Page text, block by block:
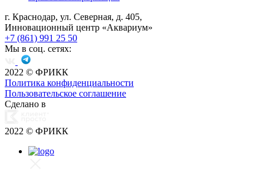
г. Краснодар, ул. Северная, д. 405,
Инновационный центр «Аквариум»
+7 (861) 991 25 50
Мы в соц. сетях:
2022 © ФРИКК
Политика конфиденциальности
Пользовательское соглашение
Сделано в
2022 © ФРИКК